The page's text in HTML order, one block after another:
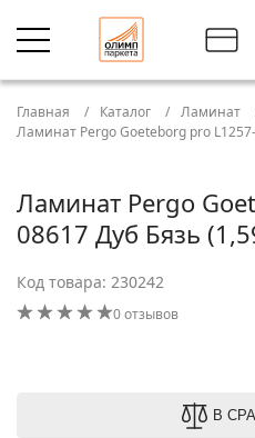
Главная Каталог Ламинат
Ламинат Pergo Goeteborg pro
Ламинат Pergo
08617 Дуб Бязь
Код товара: 230242
0 отзывов
В